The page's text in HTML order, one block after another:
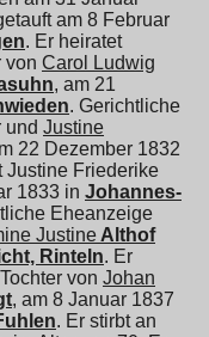
am 8 Februar
. Er heiratet
von Carol Ludwig
, am 21
. Gerichtliche
und Justine
22 Dezember 1832
Justine Friederike
1833 in Johannes-
Eheanzeige
Justine Althof
Rinteln. Er
von Johan
, am 8 Januar 1837
. Er stirbt an